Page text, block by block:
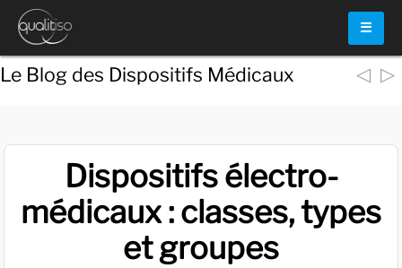
☰
Le Blog des Dispositifs Médicaux ◁ ▷
Dispositifs électro-
médicaux : classes, types
et groupes